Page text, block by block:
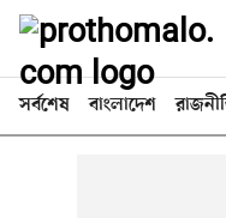
সর্বশেষ বাংলাদেশ